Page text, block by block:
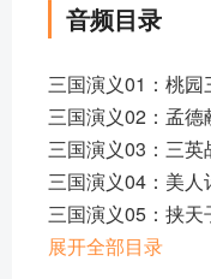
音频目录
三国演义01：桃园
三国演义02：孟德
三国演义03：三英
三国演义04：美人
三国演义05：挟天
三国演义06：孙策
展开全部目录